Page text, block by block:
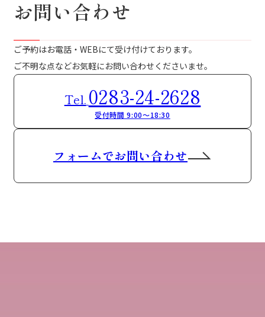
お問い合わせ
ご予約はお電話・WEBにて受け付けております。
ご不明な点などお気軽にお問い合わせくださいませ。
Tel. 0283-24-2628
受付時間 9:00～18:30
フォームでお問い合わせ